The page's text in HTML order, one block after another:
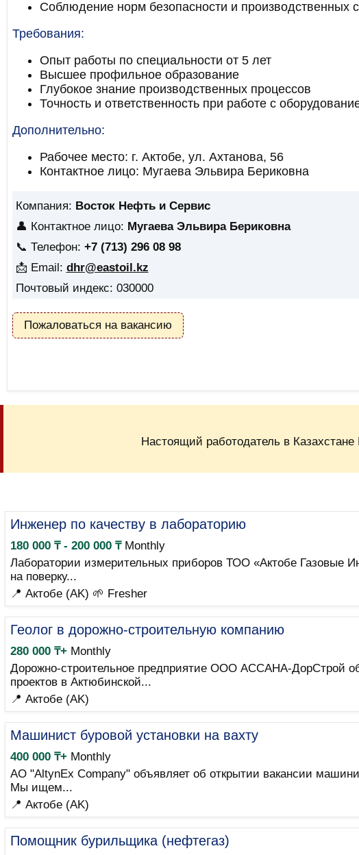
Соблюдение норм безопасности и производственных
Требования:
Опыт работы по специальности от 5 лет
Высшее профильное образование
Глубокое знание производственных процессов
Точность и ответственность при работе с
Дополнительно:
Рабочее место: г. Актобе, ул. Ахтанова, 56
Контактное лицо: Мугаева Эльвира Бериковна
Компания: Восток Нефть и Сервис
👤 Контактное лицо: Мугаева Эльвира Бериковна
📞 Телефон: +7 (713) 296 08 98
📩 Email: dhr@eastoil.kz
Почтовый индекс: 030000
Пожаловаться на вакансию
Настоящий работодатель в
Инженер по качеству в лабораторию
180 000 ₸ - 200 000 ₸Monthly
Лаборатории измерительных приборов ТОО «Актобе Газовые
на поверку...
📍 Актобе (AK) 🌱 Fresher
Геолог в дорожно-строительную компанию
280 000 ₸+ Monthly
Дорожно-строительное предприятие ООО АССАНА-ДорСтрой
проектов в Актюбинской...
📍 Актобе (AK)
Машинист буровой установки на вахту
400 000 ₸+ Monthly
АО "AltynEx Company" объявляет об открытии вакансии
Мы ищем...
📍 Актобе (AK)
Помощник бурильщика (нефтегаз)